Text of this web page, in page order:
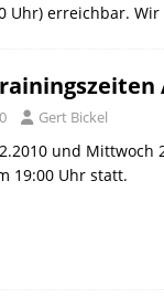
Uhr) erreichbar.
Gert Bickel
und Mittwoch
19:00 Uhr statt.